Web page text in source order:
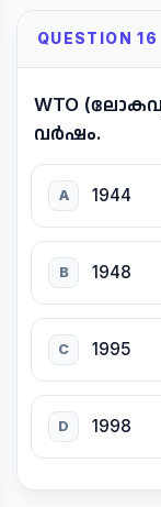
QUESTION 16
WTO
വർഷം.
A 1944
B 1948
C 1995
D 1998